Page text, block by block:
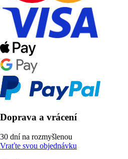
Doprava a vrácení
30 dní na rozmyšlenou
Vraťte svou objednávku